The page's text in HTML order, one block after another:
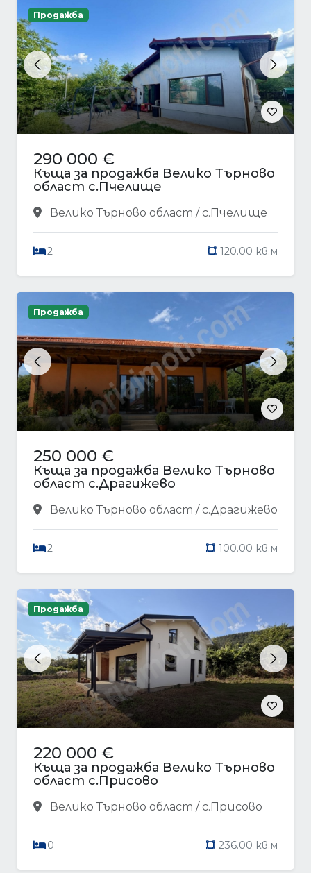
Previous Next
Продажба
290 000 €
Къща за продажба Велико Търново
област с.Пчелище
Велико Търново област / с.Пчелище
2 120.00 кв.м
Previous Next
Продажба
250 000 €
Къща за продажба Велико Търново
област с.Драгижево
Велико Търново област / с.Драгижево
2 100.00 кв.м
Previous Next
Продажба
220 000 €
Къща за продажба Велико Търново
област с.Присово
Велико Търново област / с.Присово
0 236.00 кв.м